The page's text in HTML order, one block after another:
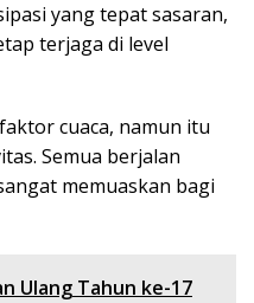
yang tepat sasaran,
terjaga di level
cuaca, namun itu
Semua berjalan
memuaskan bagi
Ulang Tahun ke-17